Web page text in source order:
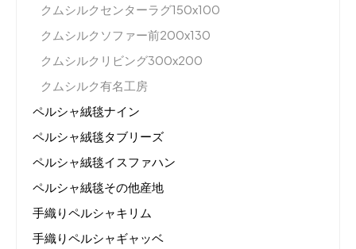
クムシルクセンターラグ150x100
クムシルクソファー前200x130
クムシルクリビング300x200
クムシルク有名工房
ペルシャ絨毯ナイン
ペルシャ絨毯タブリーズ
ペルシャ絨毯イスファハン
ペルシャ絨毯その他産地
手織りペルシャキリム
手織りペルシャギャッベ